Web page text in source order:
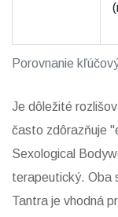
Porovnanie
Je dôležité
často zdôrazňuje
Sexological
terapeutický. Oba
Tantra je vhodná